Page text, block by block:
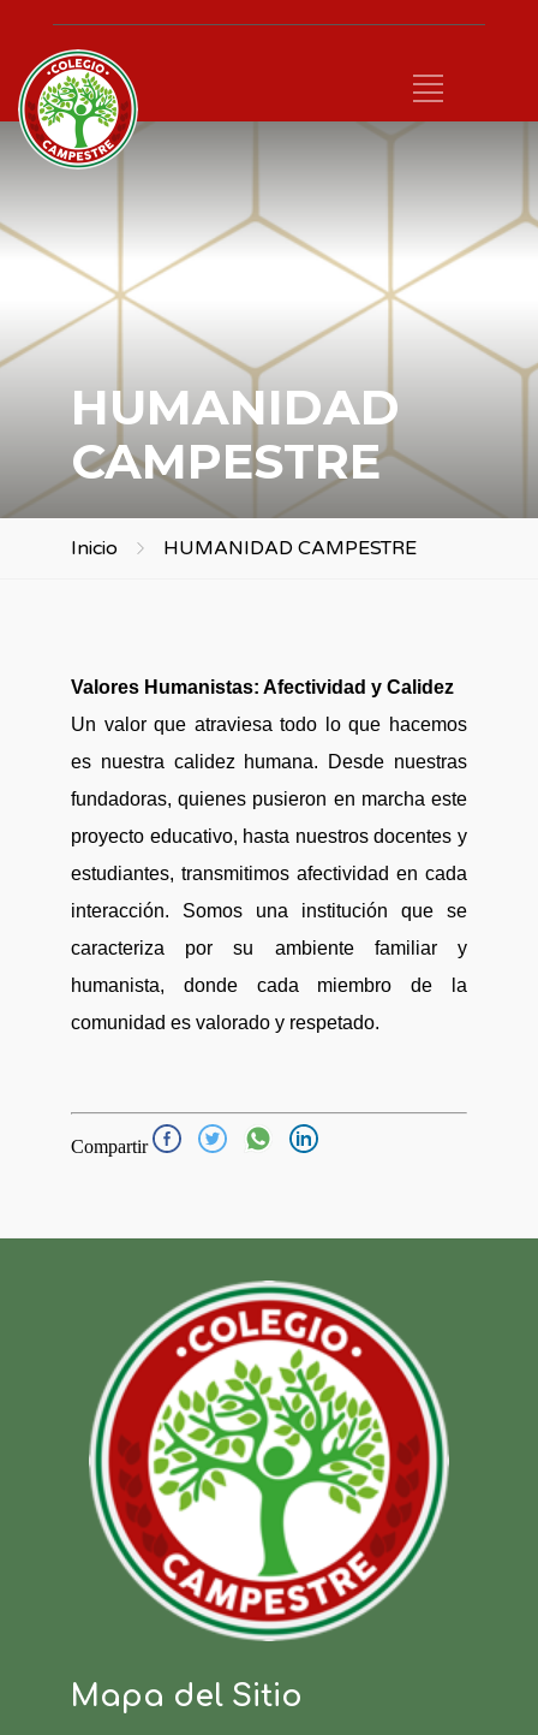
HUMANIDAD
CAMPESTRE
Inicio HUMANIDAD CAMPESTRE
Valores Humanistas: Afectividad y Calidez
Un valor que atraviesa todo lo que hacemos
es nuestra calidez humana. Desde nuestras
fundadoras, quienes pusieron en marcha este
proyecto educativo, hasta nuestros docentes y
estudiantes, transmitimos afectividad en cada
interacción. Somos una institución que se
caracteriza por su ambiente familiar y
humanista, donde cada miembro de la
comunidad es valorado y respetado.
Compartir
Mapa del Sitio